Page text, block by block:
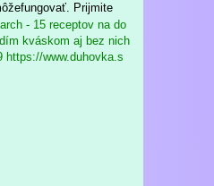
Prijmite
- 15 receptov na do
kváskom aj bez nich
https://www.duhovka.s